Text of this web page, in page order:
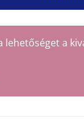
lehetőséget a